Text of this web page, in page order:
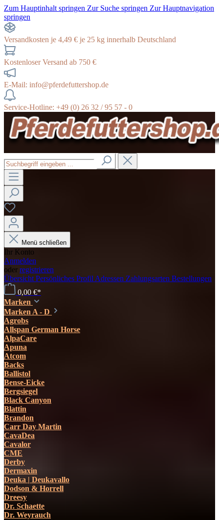
Zum Hauptinhalt springen Zur Suche springen Zur Hauptnavigation
springen
Versandkosten je 4,49 € je 25 kg innerhalb Deutschland
Kostenloser Versand ab 750 €
E-Mail: info@pferdefuttershop.de
Service-Hotline: +49 (0) 26 32 / 95 57 - 0
Menü schließen
Ihr Konto
Anmelden
oder registrieren
Übersicht Persönliches Profil Adressen Zahlungsarten Bestellungen
0,00 €*
Marken
Marken A - D
Agrobs
Allspan German Horse
AlpaCare
Apuna
Atcom
Backs
Ballistol
Bense-Eicke
Bergsiegel
Black Canyon
Blattin
Brandon
Carr Day Martin
CavaDea
Cavalor
CME
Derby
Dermaxin
Deuka | Deukavallo
Dodson & Horrell
Dreesy
Dr. Schaette
Dr. Weyrauch